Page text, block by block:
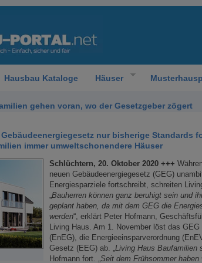
Hausbau Kataloge Häuser
gehen voran, wo der Gesetzgeber zögert
nur bisherige Standards
immer umweltschonendere Häuser
Schlüchtern, 20. Oktober 2020 +++
neuen Gebäudeenergiegesetz (GEG)
Energiesparziele fortschreibt, schreiten
„Bauherren können ganz beruhigt sein und
geplant haben, da mit dem GEG die
werden“, erklärt Peter Hofmann,
Living Haus. Am 1. November löst das
(EnEG), die Energieeinsparverordnung
Gesetz (EEG) ab. „Living Haus Baufamilien
Hofmann fort. „Seit dem Frühsommer